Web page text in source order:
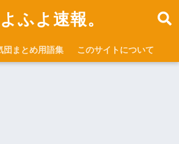
ふよ速報。
団まとめ用語集 このサイトについて